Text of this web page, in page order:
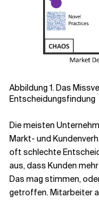
Abbildung 1. Das
Entscheidungsfindung
Die meisten
Markt- und
oft schlechte
aus, dass Kunden
Das mag stimmen,
getroffen. Mitarbeiter